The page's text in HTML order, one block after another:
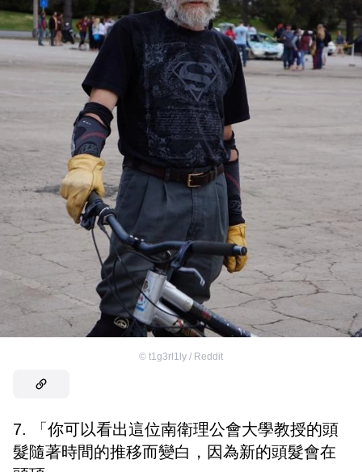
© t1g3rl1ly / Reddit
7. 「你可以看出這位南衛理公會大學教授的頭
髮隨著時間的推移而變白，因為新的頭髮會在